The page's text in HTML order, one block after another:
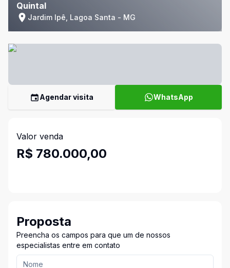
Quintal
Jardim Ipê, Lagoa Santa - MG
Agendar visita WhatsApp
Valor venda
R$ 780.000,00
Proposta
Preencha os campos para que um de nossos
especialistas entre em contato